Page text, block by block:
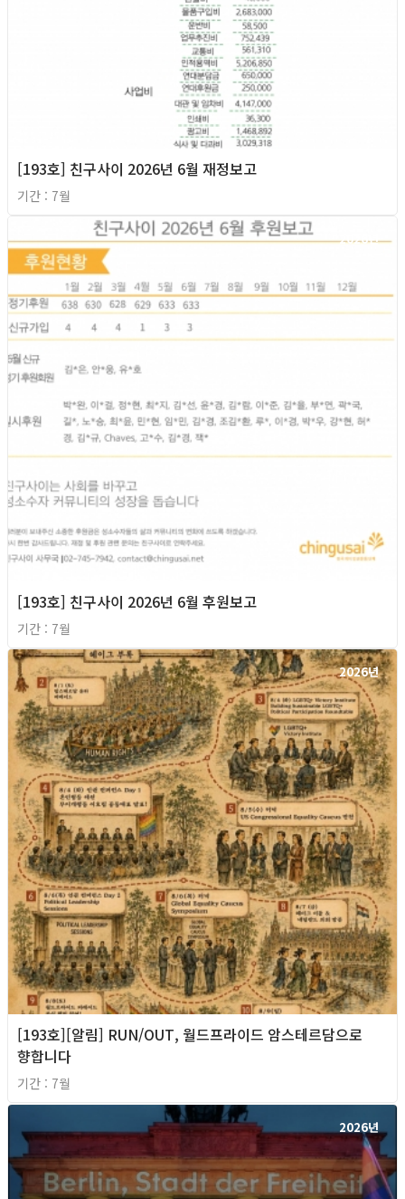
[193호] 친구사이 2026년 6월 재정보고
기간 : 7월
2026년
[193호] 친구사이 2026년 6월 후원보고
기간 : 7월
2026년
[193호][알림] RUN/OUT, 월드프라이드 암스테르담으로
향합니다
기간 : 7월
2026년